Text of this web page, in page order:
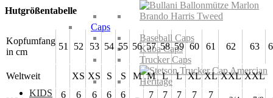
Caps
Baseball Caps
Kuba Caps
Trucker Caps
KIDS
Hutgrößentabelle
Kopfumfang
in cm
51 52 53 54 55 56 57 58 59 60 61 62 63
Weltweit XS XS S S M M L L XL XL XXL XXL
6 6 6 6 6 7 7 7 7 7